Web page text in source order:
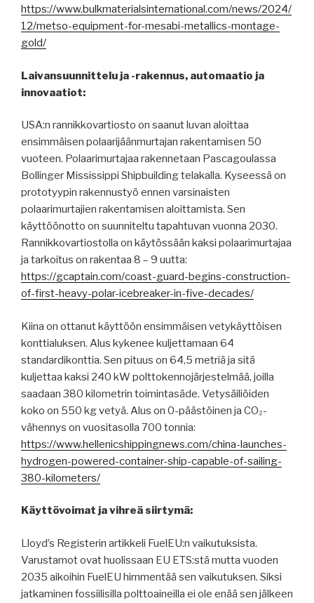
https://www.bulkmaterialsinternational.com/news/2024/
12/metso-equipment-for-mesabi-metallics-montage-
gold/
Laivansuunnittelu ja -rakennus, automaatio ja
innovaatiot:
USA:n rannikkovartiosto on saanut luvan aloittaa
ensimmäisen polaarijäänmurtajan rakentamisen 50
vuoteen. Polaarimurtajaa rakennetaan Pascagoulassa
Bollinger Mississippi Shipbuilding telakalla. Kyseessä on
prototyypin rakennustyö ennen varsinaisten
polaarimurtajien rakentamisen aloittamista. Sen
käyttöönotto on suunniteltu tapahtuvan vuonna 2030.
Rannikkovartiostolla on käytössään kaksi polaarimurtajaa
ja tarkoitus on rakentaa 8 – 9 uutta:
https://gcaptain.com/coast-guard-begins-construction-
of-first-heavy-polar-icebreaker-in-five-decades/
Kiina on ottanut käyttöön ensimmäisen vetykäyttöisen
konttialuksen. Alus kykenee kuljettamaan 64
standardikonttia. Sen pituus on 64,5 metriä ja sitä
kuljettaa kaksi 240 kW polttokennojärjestelmää, joilla
saadaan 380 kilometrin toimintasäde. Vetysäiliöiden
koko on 550 kg vetyä. Alus on 0-päästöinen ja CO₂-
vähennys on vuositasolla 700 tonnia:
https://www.hellenicshippingnews.com/china-launches-
hydrogen-powered-container-ship-capable-of-sailing-
380-kilometers/
Käyttövoimat ja vihreä siirtymä:
Lloyd’s Registerin artikkeli FuelEU:n vaikutuksista.
Varustamot ovat huolissaan EU ETS:stä mutta vuoden
2035 aikoihin FuelEU himmentää sen vaikutuksen. Siksi
jatkaminen fossiilisilla polttoaineilla ei ole enää sen jälkeen